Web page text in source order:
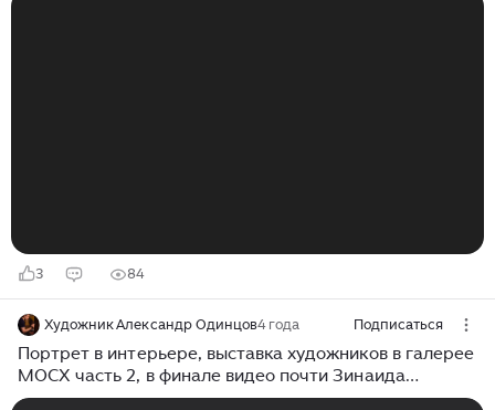
3 84
Художник Александр Одинцов4 года Подписаться
Портрет в интерьере, выставка художников в галерее
МОСХ часть 2, в финале видео почти Зинаида
Серебрякова